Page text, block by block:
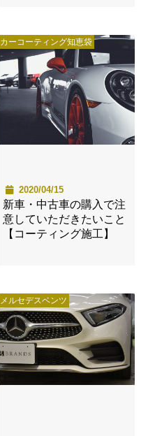
カーコーティング知恵袋
2020/04/15
新車・中古車の購入で注
意していただきたいこと
【コーティング施工】
メルセデスベンツ